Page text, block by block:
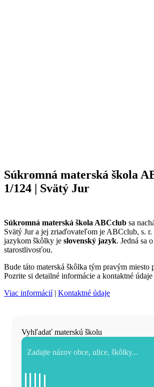
Súkromná materská škola
1/124 | Svätý Jur
Súkromná materská škola ABCclub sa
Svätý Jur a jej zriaďovateľom je ABCclub, s.
jazykom škôlky je slovenský jazyk. Jedná sa
starostlivosťou.
Bude táto materská škôlka tým pravým miesto
Pozrite si detailné informácie a kontaktné
Viac informácií| Kontaktné údaje
Vyhľadať materskú školu